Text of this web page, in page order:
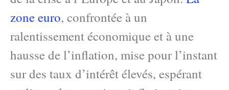
zone euro, confrontée à un
ralentissement économique et à une
hausse de l’inflation, mise pour l’instant
sur des taux d’intérêt élevés, espérant